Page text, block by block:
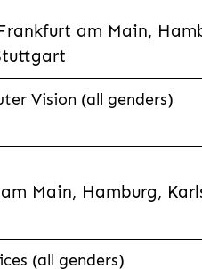
am Main,
Vision (all genders)
Main, Hamburg,
(all genders)